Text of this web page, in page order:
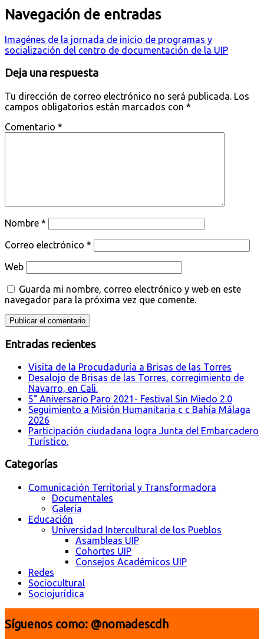
Navegación de entradas
Imagénes de la jornada de inicio de programas y
socialización del centro de documentación de la UIP
Deja una respuesta
Tu dirección de correo electrónico no será publicada. Los
campos obligatorios están marcados con *
Comentario *
Nombre *
Correo electrónico *
Web
Guarda mi nombre, correo electrónico y web en este
navegador para la próxima vez que comente.
Entradas recientes
Visita de la Procudaduría a Brisas de las Torres
Desalojo de Brisas de las Torres, corregimiento de
Navarro, en Cali.
5° Aniversario Paro 2021- Festival Sin Miedo 2.0
Seguimiento a Misión Humanitaria c c Bahía Málaga
2026
Participación ciudadana logra Junta del Embarcadero
Turístico.
Categorías
Comunicación Territorial y Transformadora
Documentales
Galería
Educación
Universidad Intercultural de los Pueblos
Asambleas UIP
Cohortes UIP
Consejos Académicos UIP
Redes
Sociocultural
Sociojurídica
Síguenos como: @nomadescdh